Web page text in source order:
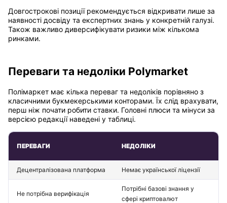
Довгострокові позиції рекомендується відкривати лише за
наявності досвіду та експертних знань у конкретній галузі.
Також важливо диверсифікувати ризики між кількома
ринками.
Переваги та недоліки Polymarket
Полімаркет має кілька переваг та недоліків порівняно з
класичними букмекерськими конторами. Їх слід врахувати,
перш ніж почати робити ставки. Головні плюси та мінуси за
версією редакції наведені у таблиці.
ПЕРЕВАГИ НЕДОЛІКИ
Децентралізована платформа Немає української ліцензії
Не потрібна верифікація
Потрібні базові знання у
сфері криптовалют